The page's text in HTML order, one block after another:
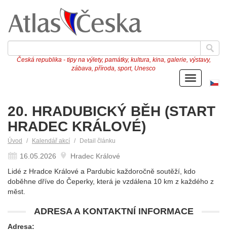
Česká republika - tipy na výlety, památky, kultura, kina, galerie, výstavy,
zábava, příroda, sport, Unesco
Menu
20. HRADUBICKÝ BĚH (START
HRADEC KRÁLOVÉ)
Úvod Kalendář akcí Detail článku
16.05.2026
Hradec Králové
Lidé z Hradce Králové a Pardubic každoročně soutěží, kdo
doběhne dříve do Čeperky, která je vzdálena 10 km z každého z
měst.
ADRESA A KONTAKTNÍ INFORMACE
Adresa: